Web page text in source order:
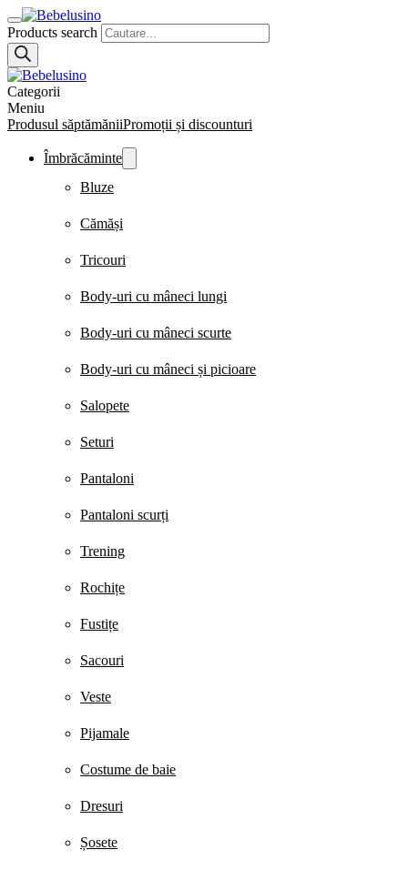
Products search
Categorii
Meniu
Produsul săptămăniiPromoții și discounturi
Îmbrăcăminte
Bluze
Cămăși
Tricouri
Body-uri cu mâneci lungi
Body-uri cu mâneci scurte
Body-uri cu mâneci și picioare
Salopete
Seturi
Pantaloni
Pantaloni scurți
Trening
Rochițe
Fustițe
Sacouri
Veste
Pijamale
Costume de baie
Dresuri
Șosete